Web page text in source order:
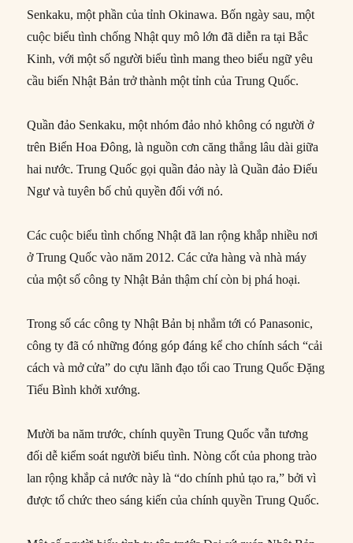
Senkaku, một phần của tỉnh Okinawa. Bốn ngày sau, một
cuộc biểu tình chống Nhật quy mô lớn đã diễn ra tại Bắc
Kinh, với một số người biểu tình mang theo biểu ngữ yêu
cầu biến Nhật Bản trở thành một tỉnh của Trung Quốc.
Quần đảo Senkaku, một nhóm đảo nhỏ không có người ở
trên Biển Hoa Đông, là nguồn cơn căng thẳng lâu dài giữa
hai nước. Trung Quốc gọi quần đảo này là Quần đảo Điếu
Ngư và tuyên bố chủ quyền đối với nó.
Các cuộc biểu tình chống Nhật đã lan rộng khắp nhiều nơi
ở Trung Quốc vào năm 2012. Các cửa hàng và nhà máy
của một số công ty Nhật Bản thậm chí còn bị phá hoại.
Trong số các công ty Nhật Bản bị nhắm tới có Panasonic,
công ty đã có những đóng góp đáng kể cho chính sách “cải
cách và mở cửa” do cựu lãnh đạo tối cao Trung Quốc Đặng
Tiểu Bình khởi xướng.
Mười ba năm trước, chính quyền Trung Quốc vẫn tương
đối dễ kiểm soát người biểu tình. Nòng cốt của phong trào
lan rộng khắp cả nước này là “do chính phủ tạo ra,” bởi vì
được tổ chức theo sáng kiến của chính quyền Trung Quốc.